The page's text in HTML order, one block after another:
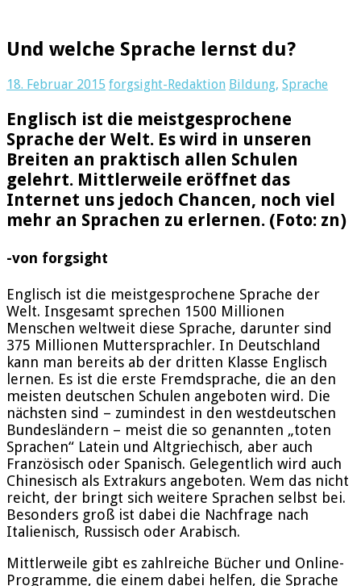
Und welche Sprache lernst du?
18. Februar 2015 forgsight-Redaktion Bildung, Sprache
Englisch ist die meistgesprochene
Sprache der Welt. Es wird in unseren
Breiten an praktisch allen Schulen
gelehrt. Mittlerweile eröffnet das
Internet uns jedoch Chancen, noch viel
mehr an Sprachen zu erlernen. (Foto: zn)
-von forgsight
Englisch ist die meistgesprochene Sprache der
Welt. Insgesamt sprechen 1500 Millionen
Menschen weltweit diese Sprache, darunter sind
375 Millionen Muttersprachler. In Deutschland
kann man bereits ab der dritten Klasse Englisch
lernen. Es ist die erste Fremdsprache, die an den
meisten deutschen Schulen angeboten wird. Die
nächsten sind – zumindest in den westdeutschen
Bundesländern – meist die so genannten „toten
Sprachen“ Latein und Altgriechisch, aber auch
Französisch oder Spanisch. Gelegentlich wird auch
Chinesisch als Extrakurs angeboten. Wem das nicht
reicht, der bringt sich weitere Sprachen selbst bei.
Besonders groß ist dabei die Nachfrage nach
Italienisch, Russisch oder Arabisch.
Mittlerweile gibt es zahlreiche Bücher und Online-
Programme, die einem dabei helfen, die Sprache